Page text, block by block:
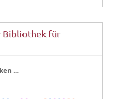
Bibliothek für
…